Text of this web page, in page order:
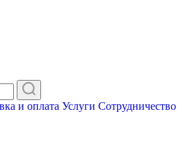
и оплата Услуги Сотрудничество